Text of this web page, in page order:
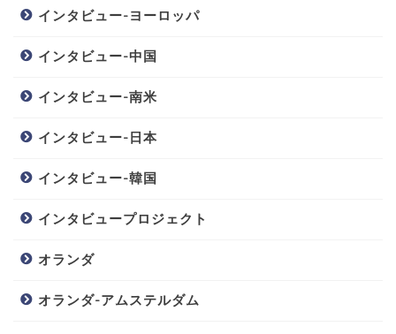
インタビュー-ヨーロッパ
インタビュー-中国
インタビュー-南米
インタビュー-日本
インタビュー-韓国
インタビュープロジェクト
オランダ
オランダ-アムステルダム